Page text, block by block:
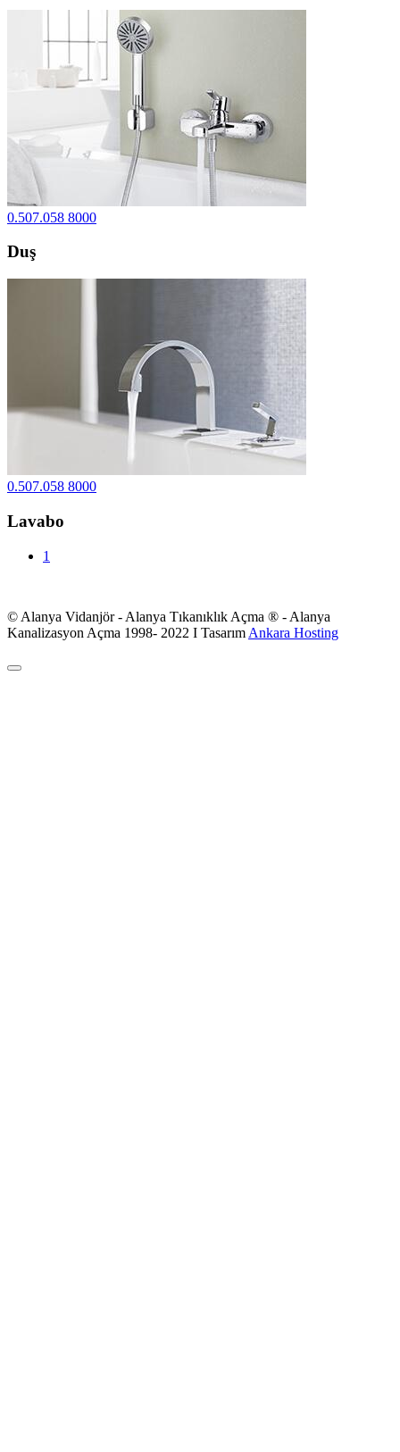
0.507.058 8000
Duş
0.507.058 8000
Lavabo
1
© Alanya Vidanjör - Alanya Tıkanıklık Açma ® - Alanya
Kanalizasyon Açma 1998- 2022 I Tasarım Ankara Hosting